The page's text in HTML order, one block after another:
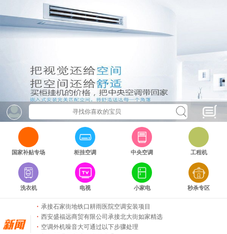
国家补贴专场 柜挂空调 中央空调 工程机
洗衣机 电视 小家电 秒杀专区
西安安装空调就找陕西盛福远
商洛酒店新风安装现场照片
突发状况下吊篮施工应急处置演练
西安盛福远建设工程有限公司祝全国人们五一
10万级净化车间已完工
唐都医院实验室改造项目全面完成
西安盛福远商贸有限公司承接商洛市康养酒店
美的APP（i管家）
西安盛福远商贸有限公司开工大吉
家用中央空调一拖四多钱
承接石家街地铁口耕雨医院空调安装项目
西安盛福远商贸有限公司承接北大街如家精选
空调外机噪音大可通过以下步骤处理